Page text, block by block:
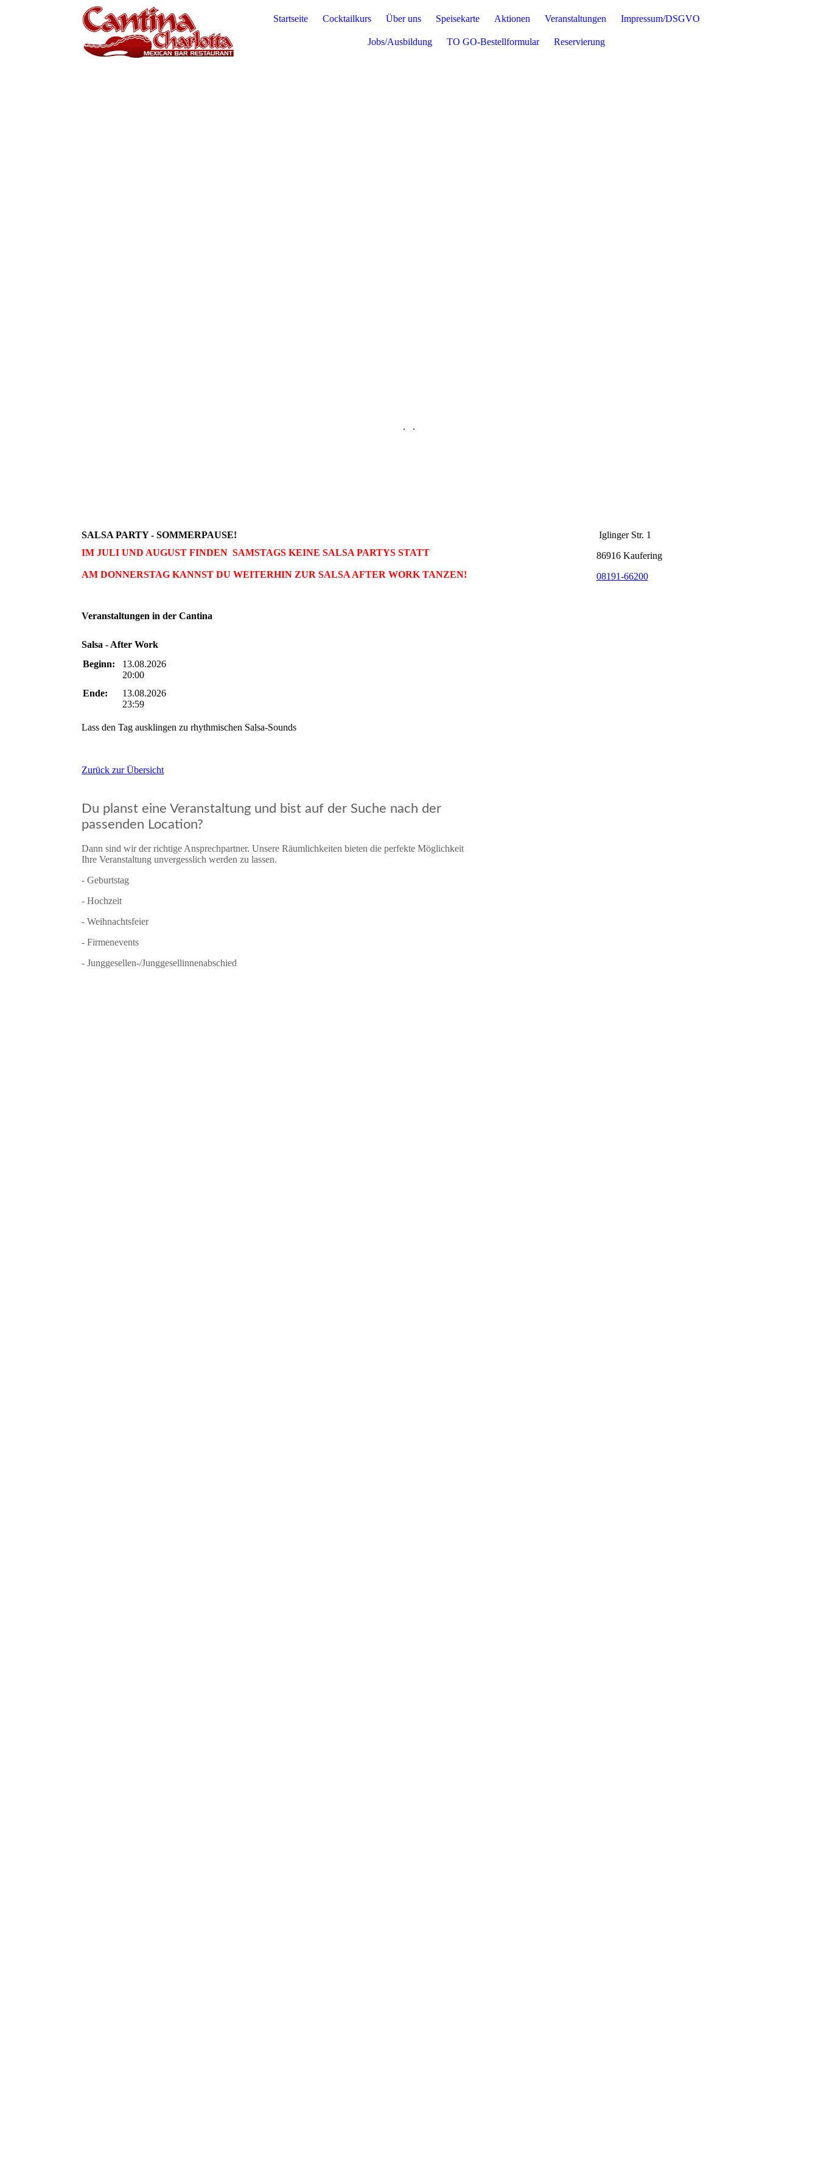
Startseite Cocktailkurs Über uns Speisekarte Aktionen Veranstaltungen Impressum/DSGVO
Jobs/Ausbildung TO GO-Bestellformular Reservierung
. .
SALSA PARTY - SOMMERPAUSE!
IM JULI UND AUGUST FINDEN SAMSTAGS KEINE SALSA PARTYS STATT
AM DONNERSTAG KANNST DU WEITERHIN ZUR SALSA AFTER WORK TANZEN!
Veranstaltungen in der Cantina
Salsa - After Work
Beginn:
13.08.2026
20:00
Ende:
13.08.2026
23:59
Lass den Tag ausklingen zu rhythmischen Salsa-Sounds
Zurück zur Übersicht
Du planst eine Veranstaltung und bist auf der Suche nach der
passenden Location?
Dann sind wir der richtige Ansprechpartner. Unsere Räumlichkeiten bieten die perfekte Möglichkeit
Ihre Veranstaltung unvergesslich werden zu lassen.
- Geburtstag
- Hochzeit
- Weihnachtsfeier
- Firmenevents
- Junggesellen-/Junggesellinnenabschied
Iglinger Str. 1
86916 Kaufering
08191-66200